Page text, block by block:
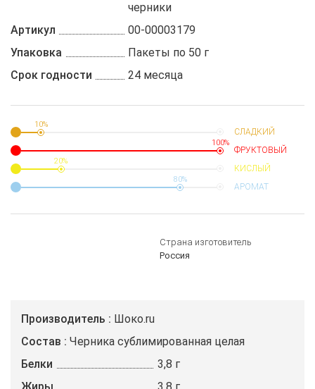
черники
Артикул
00-00003179
Упаковка
Пакеты по 50 г
Срок годности
24 месяца
10%
СЛАДКИЙ
100%
ФРУКТОВЫЙ
20%
КИСЛЫЙ
80%
АРОМАТ
Страна изготовитель
Россия
Производитель
Шоко.ru
Состав
Черника сублимированная целая
Белки
3,8 г